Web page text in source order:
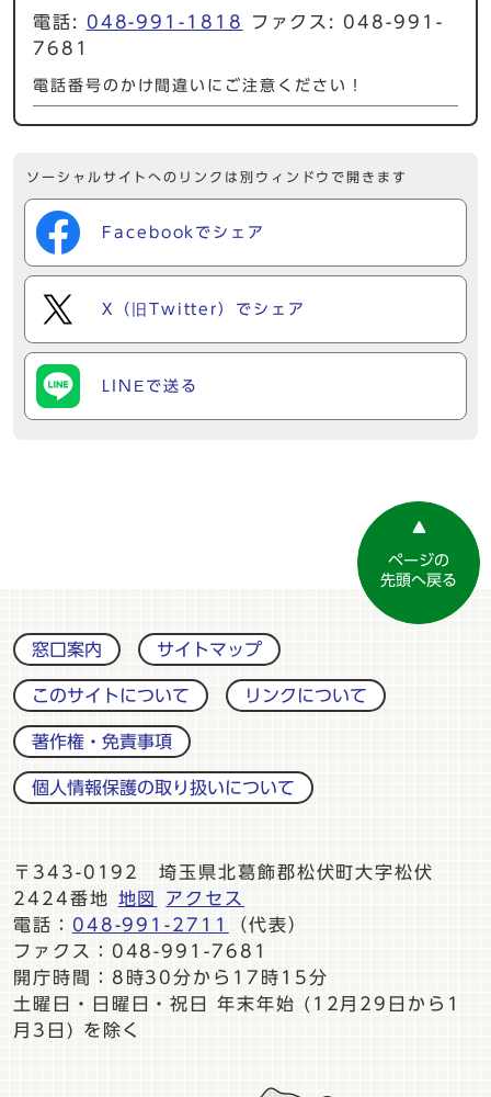
電話: 048-991-1818
ファクス: 048-991-
7681
電話番号のかけ間違いにご注意ください！
ソーシャルサイトへのリンクは別ウィンドウで開きます
Facebookでシェア
X（旧Twitter）でシェア
LINEで送る
ページの
先頭へ戻る
窓口案内 サイトマップ
このサイトについて リンクについて
著作権・免責事項
個人情報保護の取り扱いについて
〒343-0192 埼玉県北葛飾郡松伏町大字松伏
2424番地
地図
アクセス
電話： 048-991-2711
（代表）
ファクス：048-991-7681
開庁時間：8時30分から17時15分
土曜日・日曜日・祝日 年末年始 (12月29日から1
月3日) を除く